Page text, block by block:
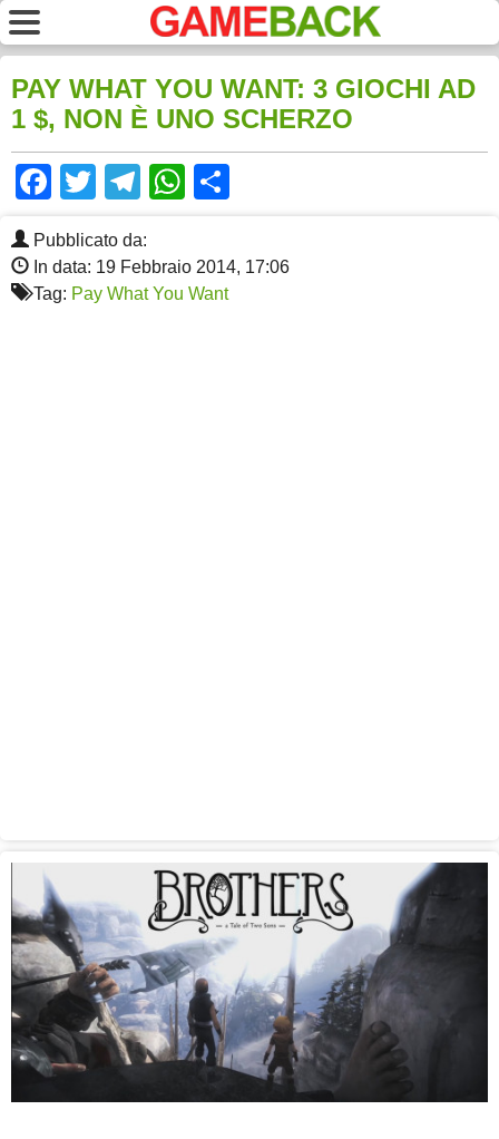
PAY WHAT YOU WANT: 3 GIOCHI AD
1 $, NON È UNO SCHERZO
Facebook
TwitterTelegram
WhatsApp
Pubblicato da:
In data: 19 Febbraio 2014, 17:06
Tag: Pay What You Want